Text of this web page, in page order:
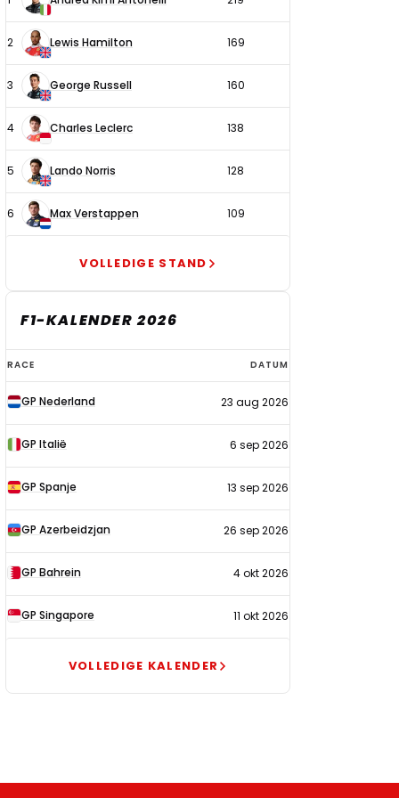
coureurs
2 Lewis Hamilton 169
3 George Russell 160
4 Charles Leclerc 138
5 Lando Norris 128
6 Max Verstappen 109
VOLLEDIGE STAND
F1-KALENDER 2026
F1-
kalender
2026
RACE DATUM
GP Nederland 23 aug 2026
GP Italië 6 sep 2026
GP Spanje 13 sep 2026
GP Azerbeidzjan 26 sep 2026
GP Bahrein 4 okt 2026
GP Singapore 11 okt 2026
VOLLEDIGE KALENDER